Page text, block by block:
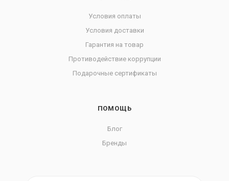
Условия оплаты
Условия доставки
Гарантия на товар
Противодействие коррупции
Подарочные сертификаты
ПОМОЩЬ
Блог
Бренды